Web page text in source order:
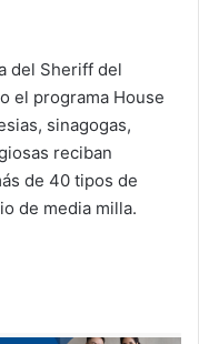
del Sheriff del
el programa House
sinagogas,
reciban
de 40 tipos de
de media milla.